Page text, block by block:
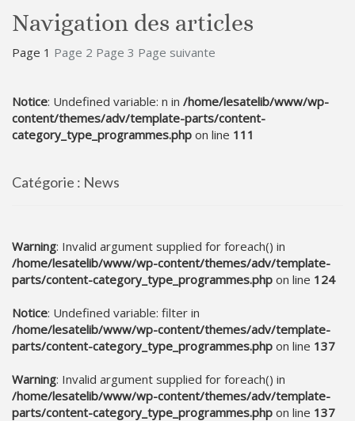
Navigation des articles
Page 1 Page 2 Page 3 Page suivante
Notice: Undefined variable: n in /home/lesatelib/www/wp-
content/themes/adv/template-parts/content-
category_type_programmes.php on line 111
Catégorie : News
Warning: Invalid argument supplied for foreach() in
/home/lesatelib/www/wp-content/themes/adv/template-
parts/content-category_type_programmes.php on line 124
Notice: Undefined variable: filter in
/home/lesatelib/www/wp-content/themes/adv/template-
parts/content-category_type_programmes.php on line 137
Warning: Invalid argument supplied for foreach() in
/home/lesatelib/www/wp-content/themes/adv/template-
parts/content-category_type_programmes.php on line 137